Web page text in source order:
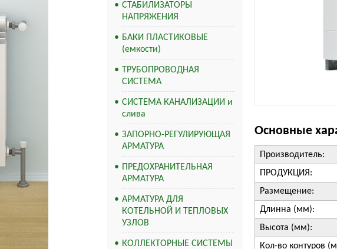
СТАБИЛИЗАТОРЫ
НАПРЯЖЕНИЯ
БАКИ ПЛАСТИКОВЫЕ
(емкости)
ТРУБОПРОВОДНАЯ
СИСТЕМА
СИСТЕМА КАНАЛИЗАЦИИ и
слива
ЗАПОРНО-РЕГУЛИРУЮЩАЯ
АРМАТУРА
ПРЕДОХРАНИТЕЛЬНАЯ
АРМАТУРА
АРМАТУРА ДЛЯ
КОТЕЛЬНОЙ И ТЕПЛОВЫХ
УЗЛОВ
КОЛЛЕКТОРНЫЕ СИСТЕМЫ
Основные
Производитель:
ПРОДУКЦИЯ:
Размещение:
Длинна (мм):
Высота (мм):
Кол-во контуров